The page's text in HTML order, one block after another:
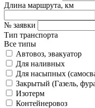
Длина маршрута, км
№ заявки
Тип транспорта
Все типы
Автовоз, эвакуатор
Для наливных
Для насыпных
Закрытый (Газель,
Изотерм
Контейнеровоз